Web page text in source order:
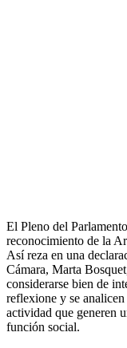
El Pleno del
reconocimiento de la
Así reza en una
Cámara, Marta
considerarse bien de
reflexione y se analicen
actividad que generen
función social.